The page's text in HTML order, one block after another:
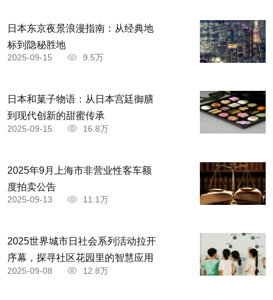
日本东京夜景浪漫指南：从经典地
标到隐秘胜地
2025-09-15 9.5万
日本和菓子物语：从日本宫廷御膳
到现代创新的甜蜜传承
2025-09-15 16.8万
2025年9月上海市非营业性客车额
度拍卖公告
2025-09-13 11.1万
2025世界城市日社会系列活动拉开
序幕，探寻社区花园里的智慧应用
2025-09-08 12.8万